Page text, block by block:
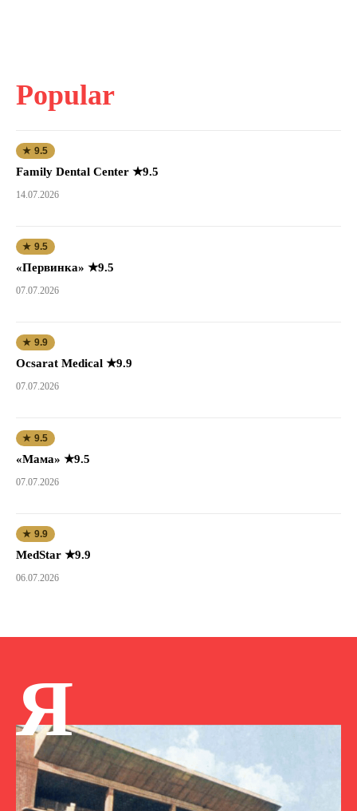
Popular
★ 9.5
Family Dental Center ★9.5
14.07.2026
★ 9.5
«Первинка» ★9.5
07.07.2026
★ 9.9
Ocsarat Medical ★9.9
07.07.2026
★ 9.5
«Мама» ★9.5
07.07.2026
★ 9.9
MedStar ★9.9
06.07.2026
Я